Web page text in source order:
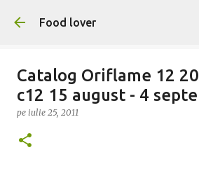
Treceți la conținutul
Food lover
Catalog Oriflame 12
c12 15 august - 4
pe iulie 25, 2011